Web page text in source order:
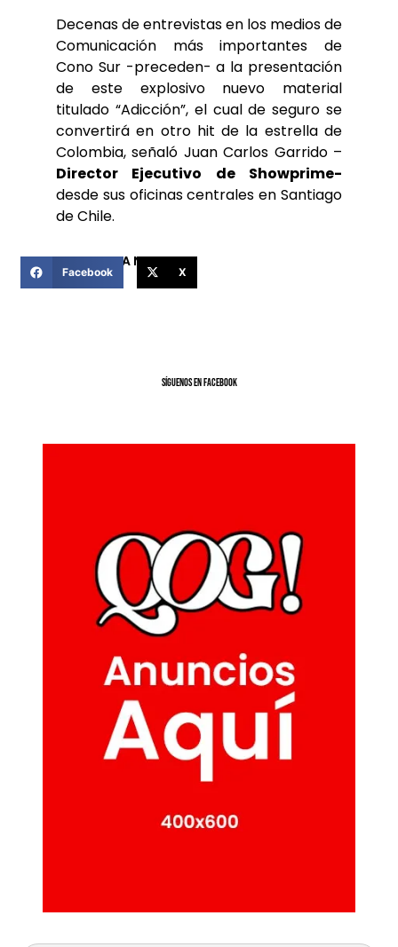
Decenas de entrevistas en los medios de
Comunicación más importantes de
Cono Sur -preceden- a la presentación
de este explosivo nuevo material
titulado “Adicción”, el cual de seguro se
convertirá en otro hit de la estrella de
Colombia, señaló Juan Carlos Garrido –
Director Ejecutivo de Showprime-
desde sus oficinas centrales en Santiago
de Chile.
COMPARTIR ESTA NOTICIA
Facebook X
SíGUENOS EN FACEBOOK